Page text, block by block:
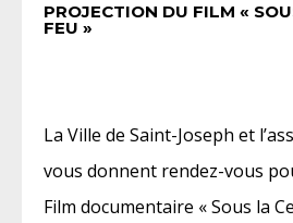
PROJECTION DU FILM «
FEU »
La Ville de Saint-Joseph et
vous donnent rendez-vous
Film documentaire « Sous la